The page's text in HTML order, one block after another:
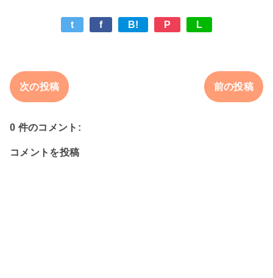
t f B! P L
次の投稿 前の投稿
0 件のコメント:
コメントを投稿